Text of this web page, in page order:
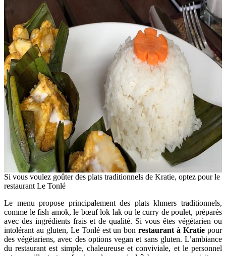
Si vous voulez goûter des plats traditionnels de Kratie, optez pour le
restaurant Le Tonlé
Le menu propose principalement des plats khmers traditionnels,
comme le fish amok, le bœuf lok lak ou le curry de poulet, préparés
avec des ingrédients frais et de qualité. Si vous êtes végétarien ou
intolérant au gluten, Le Tonlé est un bonrestaurant à Kratie pour
des végétariens, avec des options vegan et sans gluten. L’ambiance
du restaurant est simple, chaleureuse et conviviale, et le personnel